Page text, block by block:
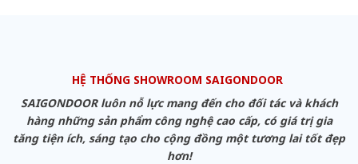
HỆ THỐNG SHOWROOM SAIGONDOOR
SAIGONDOOR luôn nỗ lực mang đến cho đối tác và khách
hàng những sản phẩm công nghệ cao cấp, có giá trị gia
tăng tiện ích, sáng tạo cho cộng đồng một tương lai tốt đẹp
hơn!